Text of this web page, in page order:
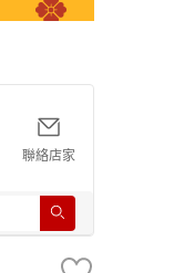
聯絡店家